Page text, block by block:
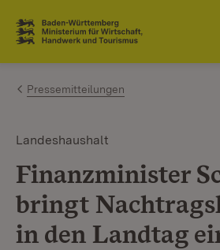
Zum Inhalt springen
Link zur Startseite
Pressemitteilungen
Landeshaushalt
Finanzminister
bringt
in den Landtag